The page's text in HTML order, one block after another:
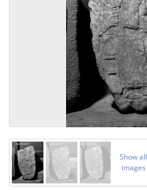
Show all
images